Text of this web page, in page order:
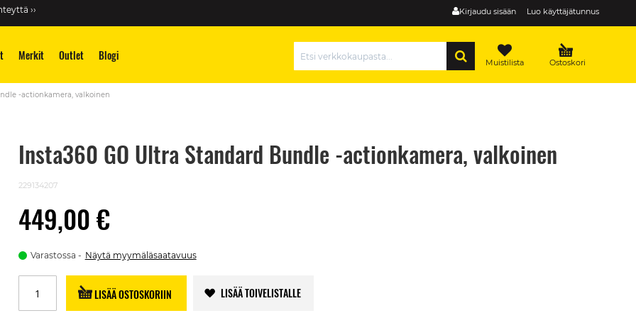
Kirjaudu sisään Luo käyttäjätunnus
››
Merkit Outlet Blogi Ostoskori
Muistilista
-actionkamera, valkoinen
Insta360 GO Ultra Standard Bundle -actionkamera, valkoinen
229134207
449,00 €
Varastossa Näytä myymäläsaatavuus
LISÄÄ OSTOSKORIIN LISÄÄ TOIVELISTALLE